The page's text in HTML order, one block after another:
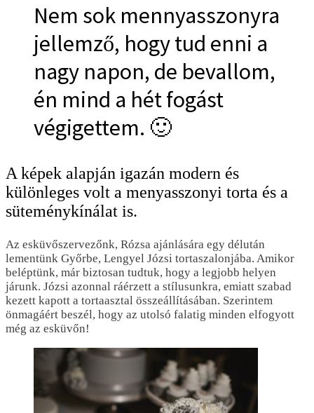
Nem sok mennyasszonyra
jellemző, hogy tud enni a
nagy napon, de bevallom,
én mind a hét fogást
végigettem. 🙂
A képek alapján igazán modern és
különleges volt a menyasszonyi torta és a
süteménykínálat is.
Az esküvőszervezőnk, Rózsa ajánlására egy délután
lementünk Győrbe, Lengyel Józsi tortaszalonjába. Amikor
beléptünk, már biztosan tudtuk, hogy a legjobb helyen
járunk. Józsi azonnal ráérzett a stílusunkra, emiatt szabad
kezett kapott a tortaasztal összeállításában. Szerintem
önmagáért beszél, hogy az utolsó falatig minden elfogyott
még az esküvőn!